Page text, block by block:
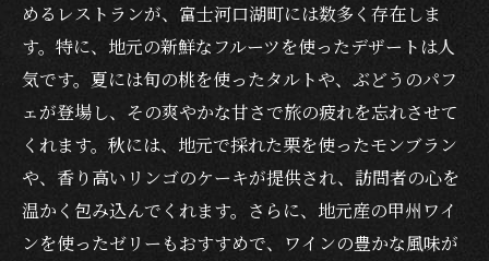
めるレストランが、富士河口湖町には数多く存在しま
す。特に、地元の新鮮なフルーツを使ったデザートは人
気です。夏には旬の桃を使ったタルトや、ぶどうのパフ
ェが登場し、その爽やかな甘さで旅の疲れを忘れさせて
くれます。秋には、地元で採れた栗を使ったモンブラン
や、香り高いリンゴのケーキが提供され、訪問者の心を
温かく包み込んでくれます。さらに、地元産の甲州ワイ
ンを使ったゼリーもおすすめで、ワインの豊かな風味が